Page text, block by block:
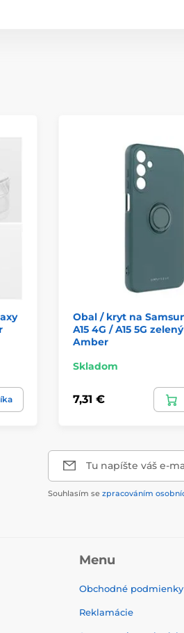
Obal / kryt na
A15 4G / A15 5G
Amber
Skladom
7,31 €
Tu napíšte váš e-
Souhlasím se zpracováním
Menu
Obchodné podmienky
Reklamácie